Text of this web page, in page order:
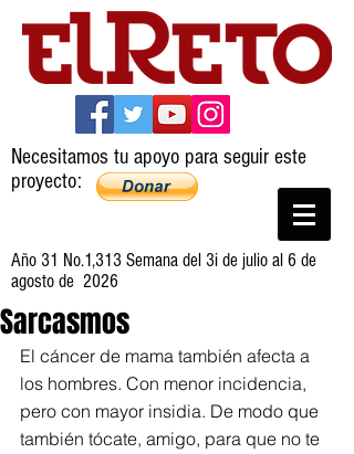
Necesitamos tu apoyo para seguir este
proyecto:
Año 31 No.1,313 Semana del 3i de julio al 6 de
agosto de 2026
Sarcasmos
El cáncer de mama también afecta a
los hombres. Con menor incidencia,
pero con mayor insidia. De modo que
también tócate, amigo, para que no te